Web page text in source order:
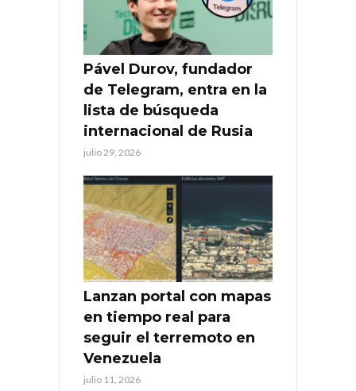
Pável Durov, fundador
de Telegram, entra en la
lista de búsqueda
internacional de Rusia
julio 29, 2026
Lanzan portal con mapas
en tiempo real para
seguir el terremoto en
Venezuela
julio 11, 2026